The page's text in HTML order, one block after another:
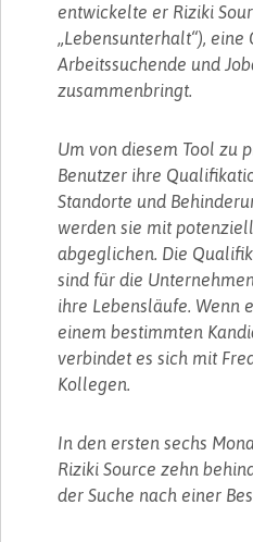
entwickelte er Riziki
„Lebensunterhalt“),
Arbeitssuchende und
zusammenbringt.
Um von diesem Tool zu
Benutzer ihre
Standorte und
werden sie mit
abgeglichen. Die
sind für die
ihre Lebensläufe. Wenn
einem bestimmten
verbindet es sich mit
Kollegen.
In den ersten sechs
Riziki Source zehn
der Suche nach einer